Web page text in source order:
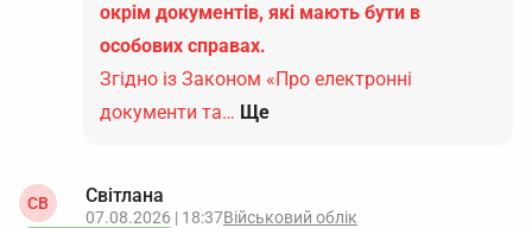
окрім документів, які мають бути в
особових справах.
Згідно із Законом «Про електронні
документи та… Ще
СВ Світлана
07.08.2026 | 18:37Військовий облік